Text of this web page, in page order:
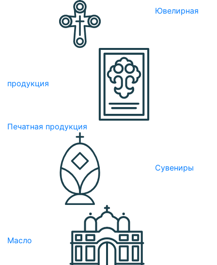
Ювелирная
продукция
Печатная продукция
Сувениры
Масло